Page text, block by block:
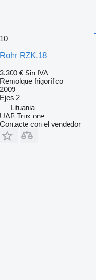
10
Rohr RZK.18
3.300 € Sin IVA
Remolque frigorífico
2009
Ejes 2
Lituania
UAB Trux one
Contacte con el vendedor